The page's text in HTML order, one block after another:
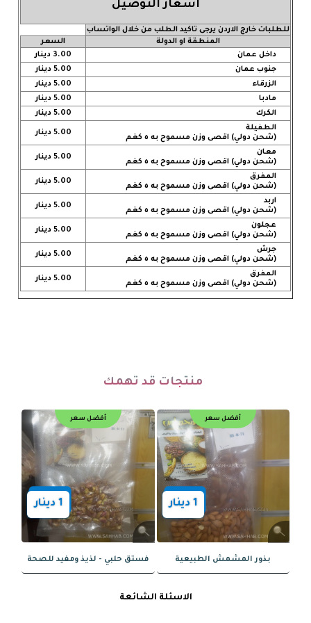
اسعار التوصيل
للطلبات خارج الاردن يرجى تاكيد الطلب من خلال الواتساب
المنطقة او الدولة
السعر
داخل عمان
3.00 دينار
جنوب عمان
5.00 دينار
الزرقاء
5.00 دينار
مادبا
5.00 دينار
الكرك
5.00 دينار
الطفيلة
(شحن دولي) اقصى وزن مسموح به ٥ كغم
5.00 دينار
معان
(شحن دولي) اقصى وزن مسموح به ٥ كغم
5.00 دينار
المفرق
(شحن دولي) اقصى وزن مسموح به ٥ كغم
5.00 دينار
اربد
(شحن دولي) اقصى وزن مسموح به ٥ كغم
5.00 دينار
عجلون
(شحن دولي) اقصى وزن مسموح به ٥ كغم
5.00 دينار
جرش
(شحن دولي) اقصى وزن مسموح به ٥ كغم
5.00 دينار
المفرق
(شحن دولي) اقصى وزن مسموح به ٥ كغم
5.00 دينار
منتجات قد تهمك
الاسئلة الشائعة